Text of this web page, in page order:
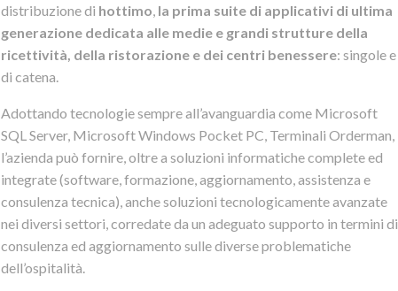
distribuzione di hottimo la prima suite di applicativi di ultima
generazione dedicata alle medie e grandi strutture della
ricettività, della ristorazione e dei centri benessere: singole e
di catena.
Adottando tecnologie sempre all’avanguardia come Microsoft
SQL Server, Microsoft Windows Pocket PC, Terminali Orderman,
l’azienda può fornire, oltre a soluzioni informatiche complete ed
integrate (software, formazione, aggiornamento, assistenza e
consulenza tecnica), anche soluzioni tecnologicamente avanzate
nei diversi settori, corredate da un adeguato supporto in termini di
consulenza ed aggiornamento sulle diverse problematiche
dell’ospitalità.